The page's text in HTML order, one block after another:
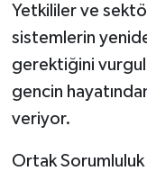
Yetkililer ve
sistemlerin
gerektiğini
gencin
veriyor.
Ortak Sorumluluk